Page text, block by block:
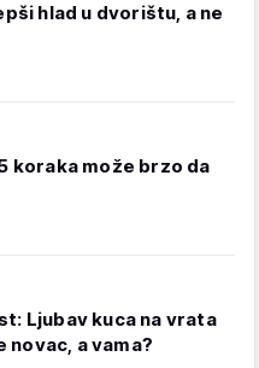
hlad u dvorištu, a ne
koraka može brzo da
Ljubav kuca na vrata
a vama?